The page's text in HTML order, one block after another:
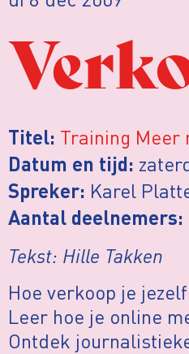
Titel: Training Meer
Datum en tijd:
Spreker: Karel
Aantal deelnemers:
Tekst: Hille Takken
Hoe verkoop je
Leer hoe je online
Ontdek